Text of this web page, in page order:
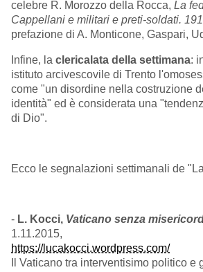
celebre R. Morozzo della Rocca, La
Cappellani e militari e preti-soldati.
prefazione di A. Monticone, Gaspari,
Infine, la clericalata della settimana:
istituto arcivescovile di Trento
come "un disordine nella costruzione
identità" ed è considerata una
di Dio".
Ecco le segnalazioni settimanali de
- L. Kocci, Vaticano senza
1.11.2015,
https://lucakocci.wordpress.com/
Il Vaticano tra interventisimo politico e